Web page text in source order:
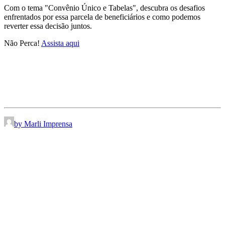
Com o tema "Convênio Único e Tabelas", descubra os desafios
enfrentados por essa parcela de beneficiários e como podemos
reverter essa decisão juntos.
Não Perca! Assista aqui
by Marli Imprensa